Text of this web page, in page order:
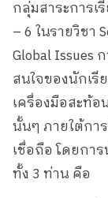
กลุ่มสาระการ
– 6 ในรายวิชา
Global Issues
สนใจของนักเ
เครื่องมือสะท้
นั้นๆ ภายใต้กา
เชื่อถือ โดยกา
ทั้ง 3 ท่าน คือ